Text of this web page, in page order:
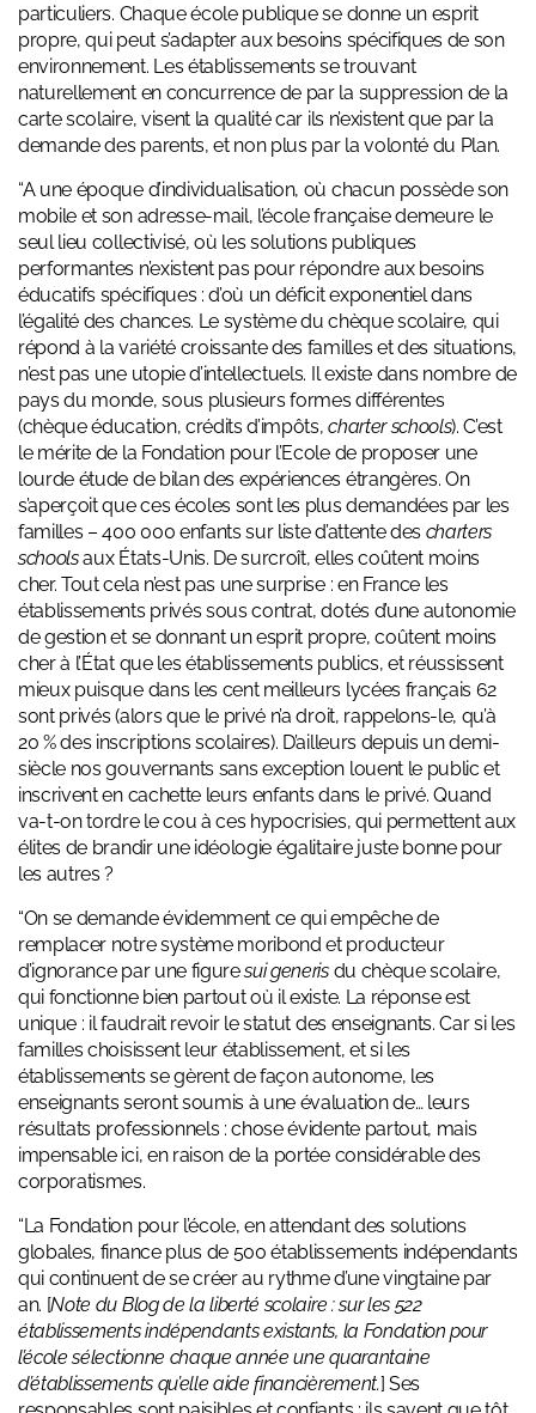
particuliers. Chaque école publique se donne un esprit
propre, qui peut s’adapter aux besoins spécifiques de son
environnement. Les établissements se trouvant
naturellement en concurrence de par la suppression de la
carte scolaire, visent la qualité car ils n’existent que par la
demande des parents, et non plus par la volonté du Plan.
“A une époque d’individualisation, où chacun possède son
mobile et son adresse-mail, l’école française demeure le
seul lieu collectivisé, où les solutions publiques
performantes n’existent pas pour répondre aux besoins
éducatifs spécifiques : d’où un déficit exponentiel dans
l’égalité des chances. Le système du chèque scolaire, qui
répond à la variété croissante des familles et des situations,
n’est pas une utopie d’intellectuels. Il existe dans nombre de
pays du monde, sous plusieurs formes différentes
(chèque éducation, crédits d’impôts,charter schools). C’est
le mérite de la Fondation pour l’Ecole de proposer une
lourde étude de bilan des expériences étrangères. On
s’aperçoit que ces écoles sont les plus demandées par les
familles – 400 000 enfants sur liste d’attente des charters
schoolsaux États-Unis. De surcroît, elles coûtent moins
cher. Tout cela n’est pas une surprise : en France les
établissements privés sous contrat, dotés d’une autonomie
de gestion et se donnant un esprit propre, coûtent moins
cher à l’État que les établissements publics, et réussissent
mieux puisque dans les cent meilleurs lycées français 62
sont privés (alors que le privé n’a droit, rappelons-le, qu’à
20 % des inscriptions scolaires). D’ailleurs depuis un demi-
siècle nos gouvernants sans exception louent le public et
inscrivent en cachette leurs enfants dans le privé. Quand
va-t-on tordre le cou à ces hypocrisies, qui permettent aux
élites de brandir une idéologie égalitaire juste bonne pour
les autres ?
“On se demande évidemment ce qui empêche de
remplacer notre système moribond et producteur
d’ignorance par une figuresui generisdu chèque scolaire,
qui fonctionne bien partout où il existe. La réponse est
unique : il faudrait revoir le statut des enseignants. Car si les
familles choisissent leur établissement, et si les
établissements se gèrent de façon autonome, les
enseignants seront soumis à une évaluation de… leurs
résultats professionnels : chose évidente partout, mais
impensable ici, en raison de la portée considérable des
corporatismes.
“La Fondation pour l’école, en attendant des solutions
globales, finance plus de 500 établissements indépendants
qui continuent de se créer au rythme d’une vingtaine par
an. [Note du Blog de la liberté scolaire : sur les 522
établissements indépendants existants, la Fondation pour
l’école sélectionne chaque année une quarantaine
d’établissements qu’elle aide financièrement.] Ses